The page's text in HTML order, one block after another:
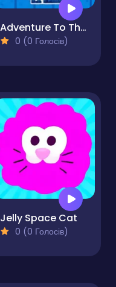
Adventure To The Ice Kingdom
0 (0 Голосів)
Jelly Space Cat
0 (0 Голосів)